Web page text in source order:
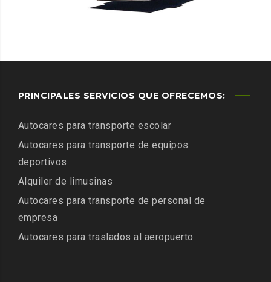
PRINCIPALES SERVICIOS QUE OFRECEMOS:
Autocares para transporte escolar
Autocares para transporte de equipos
deportivos
Alquiler de limusinas
Autocares para transporte de personal de
empresa
Autocares para traslados al aeropuerto